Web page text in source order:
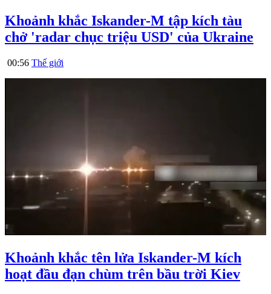
Khoảnh khắc Iskander-M tập kích tàu
chở 'radar chục triệu USD' của Ukraine
00:56 Thế giới
Khoảnh khắc tên lửa Iskander-M kích
hoạt đầu đạn chùm trên bầu trời Kiev